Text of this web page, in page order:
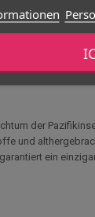
Vorteile
Aromen
der
und
ein